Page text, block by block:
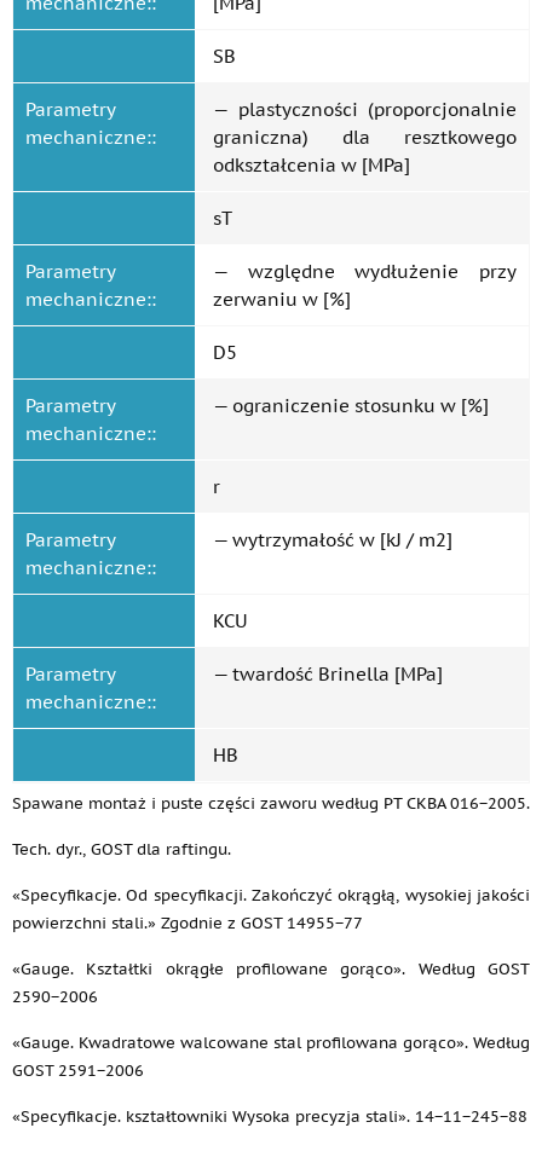
SB
Parametry
mechaniczne::
— plastyczności (proporcjonalnie
graniczna) dla resztkowego
odkształcenia w [MPa]
sT
Parametry
mechaniczne::
— względne wydłużenie przy
zerwaniu w [%]
D5
Parametry
mechaniczne::
— ograniczenie stosunku w [%]
r
Parametry
mechaniczne::
— wytrzymałość w [kJ / m2]
KCU
Parametry
mechaniczne::
— twardość Brinella [MPa]
HB
Spawane montaż i puste części zaworu według PT CKBA 016−2005.
Tech. dyr., GOST dla raftingu.
«Specyfikacje. Od specyfikacji. Zakończyć okrągłą, wysokiej jakości
powierzchni stali.» Zgodnie z GOST 14955−77
«Gauge. Kształtki okrągłe profilowane gorąco». Według GOST
2590−2006
«Gauge. Kwadratowe walcowane stal profilowana gorąco». Według
GOST 2591−2006
«Specyfikacje. kształtowniki Wysoka precyzja stali». 14−11−245−88